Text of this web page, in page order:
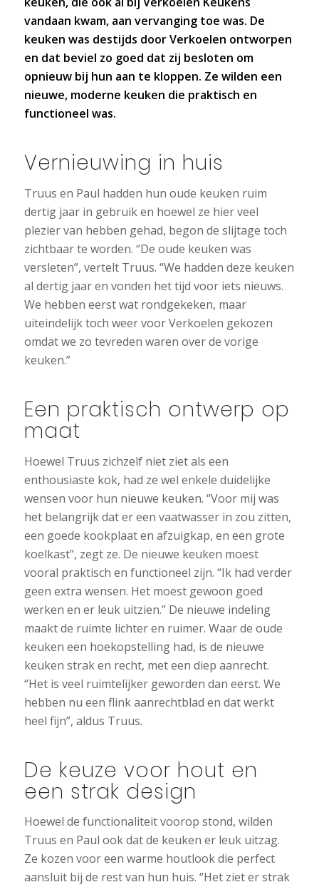
vandaan kwam, aan vervanging toe was. De
keuken was destijds door Verkoelen ontworpen
en dat beviel zo goed dat zij besloten om
opnieuw bij hun aan te kloppen. Ze wilden een
nieuwe, moderne keuken die praktisch en
functioneel was.
Vernieuwing in huis
Truus en Paul hadden hun oude keuken ruim
dertig jaar in gebruik en hoewel ze hier veel
plezier van hebben gehad, begon de slijtage toch
zichtbaar te worden. “De oude keuken was
versleten”, vertelt Truus. “We hadden deze keuken
al dertig jaar en vonden het tijd voor iets nieuws.
We hebben eerst wat rondgekeken, maar
uiteindelijk toch weer voor Verkoelen gekozen
omdat we zo tevreden waren over de vorige
keuken.”
Een praktisch ontwerp op
maat
Hoewel Truus zichzelf niet ziet als een
enthousiaste kok, had ze wel enkele duidelijke
wensen voor hun nieuwe keuken. “Voor mij was
het belangrijk dat er een vaatwasser in zou zitten,
een goede kookplaat en afzuigkap, en een grote
koelkast”, zegt ze. De nieuwe keuken moest
vooral praktisch en functioneel zijn. “Ik had verder
geen extra wensen. Het moest gewoon goed
werken en er leuk uitzien.” De nieuwe indeling
maakt de ruimte lichter en ruimer. Waar de oude
keuken een hoekopstelling had, is de nieuwe
keuken strak en recht, met een diep aanrecht.
“Het is veel ruimtelijker geworden dan eerst. We
hebben nu een flink aanrechtblad en dat werkt
heel fijn”, aldus Truus.
De keuze voor hout en
een strak design
Hoewel de functionaliteit voorop stond, wilden
Truus en Paul ook dat de keuken er leuk uitzag.
Ze kozen voor een warme houtlook die perfect
aansluit bij de rest van hun huis. “Het ziet er strak